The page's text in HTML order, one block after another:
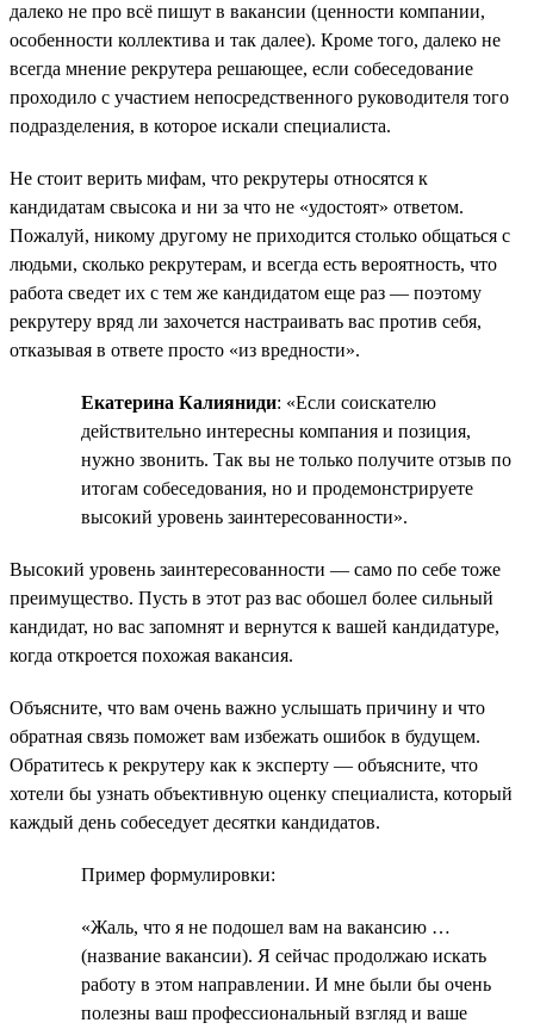
далеко не про всё пишут в вакансии (ценности компании,
особенности коллектива и так далее). Кроме того, далеко не
всегда мнение рекрутера решающее, если собеседование
проходило с участием непосредственного руководителя того
подразделения, в которое искали специалиста.
Не стоит верить мифам, что рекрутеры относятся к
кандидатам свысока и ни за что не «удостоят» ответом.
Пожалуй, никому другому не приходится столько общаться с
людьми, сколько рекрутерам, и всегда есть вероятность, что
работа сведет их с тем же кандидатом еще раз — поэтому
рекрутеру вряд ли захочется настраивать вас против себя,
отказывая в ответе просто «из вредности».
Екатерина Калияниди: «Если соискателю
действительно интересны компания и позиция,
нужно звонить. Так вы не только получите отзыв по
итогам собеседования, но и продемонстрируете
высокий уровень заинтересованности».
Высокий уровень заинтересованности — само по себе тоже
преимущество. Пусть в этот раз вас обошел более сильный
кандидат, но вас запомнят и вернутся к вашей кандидатуре,
когда откроется похожая вакансия.
Объясните, что вам очень важно услышать причину и что
обратная связь поможет вам избежать ошибок в будущем.
Обратитесь к рекрутеру как к эксперту — объясните, что
хотели бы узнать объективную оценку специалиста, который
каждый день собеседует десятки кандидатов.
Пример формулировки:
«Жаль, что я не подошел вам на вакансию …
(название вакансии). Я сейчас продолжаю искать
работу в этом направлении. И мне были бы очень
полезны ваш профессиональный взгляд и ваше